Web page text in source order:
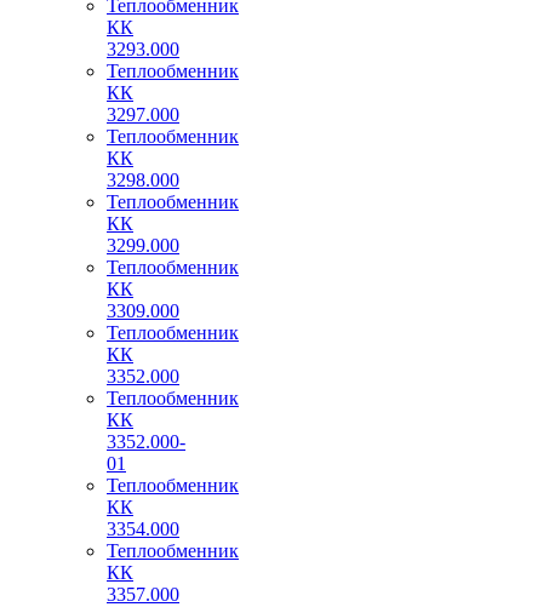
Теплообменник
КК
3293.000
Теплообменник
КК
3297.000
Теплообменник
КК
3298.000
Теплообменник
КК
3299.000
Теплообменник
КК
3309.000
Теплообменник
КК
3352.000
Теплообменник
КК
3352.000-
01
Теплообменник
КК
3354.000
Теплообменник
КК
3357.000